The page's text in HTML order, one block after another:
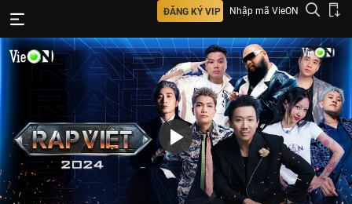
ĐĂNG KÝ VIP Nhập mã VieON